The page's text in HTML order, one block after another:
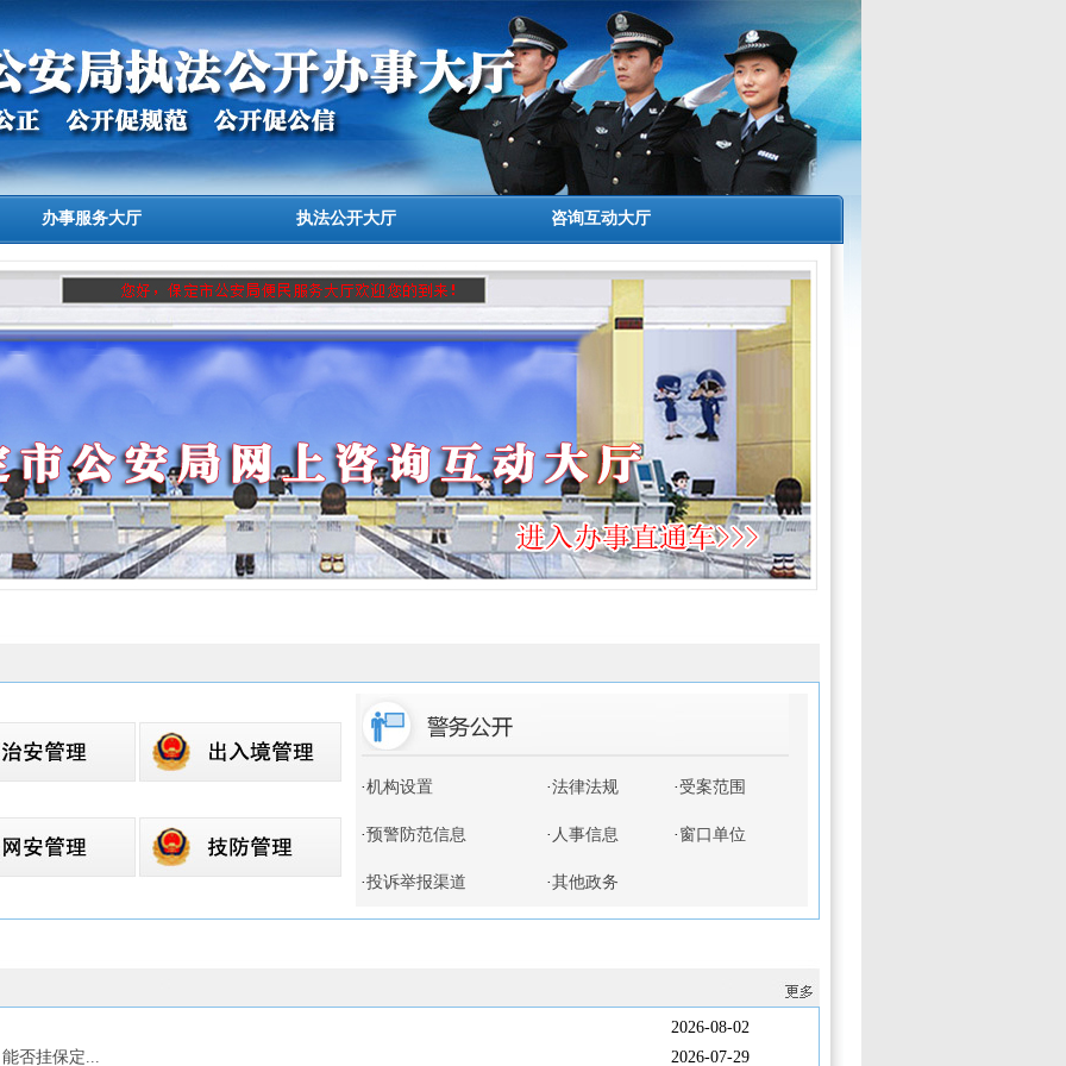
办事服务大厅 执法公开大厅 咨询互动大厅
·机构设置 ·法律法规 ·受案范围
·预警防范信息 · 人事信息 · 窗口单位
·投诉举报渠道 ·其他政务
2026-08-02
否挂保定...
2026-07-29